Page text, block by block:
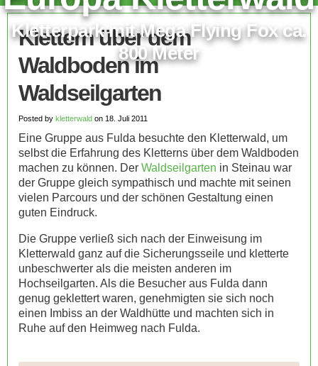
Kletterpark mit Mega Flying Fox ca.
800 Meter
Klettern über dem
Waldboden im
Waldseilgarten
Posted by kletterwald on 18. Juli 2011
Eine Gruppe aus Fulda besuchte den Kletterwald, um
selbst die Erfahrung des Kletterns über dem Waldboden
machen zu können. Der Waldseilgarten in Steinau war
der Gruppe gleich sympathisch und machte mit seinen
vielen Parcours und der schönen Gestaltung einen
guten Eindruck.
Die Gruppe verließ sich nach der Einweisung im
Kletterwald ganz auf die Sicherungsseile und kletterte
unbeschwerter als die meisten anderen im
Hochseilgarten. Als die Besucher aus Fulda dann
genug geklettert waren, genehmigten sie sich noch
einen Imbiss an der Waldhütte und machten sich in
Ruhe auf den Heimweg nach Fulda.